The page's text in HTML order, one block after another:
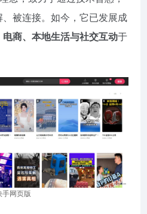
被连接。如今，它已发展成
商、本地生活与社交互动于
手网页版